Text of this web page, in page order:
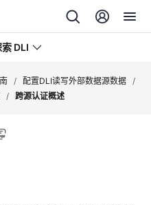
DLI
/ 配置DLI读写外部数据源数据 /
/ 跨源认证概述